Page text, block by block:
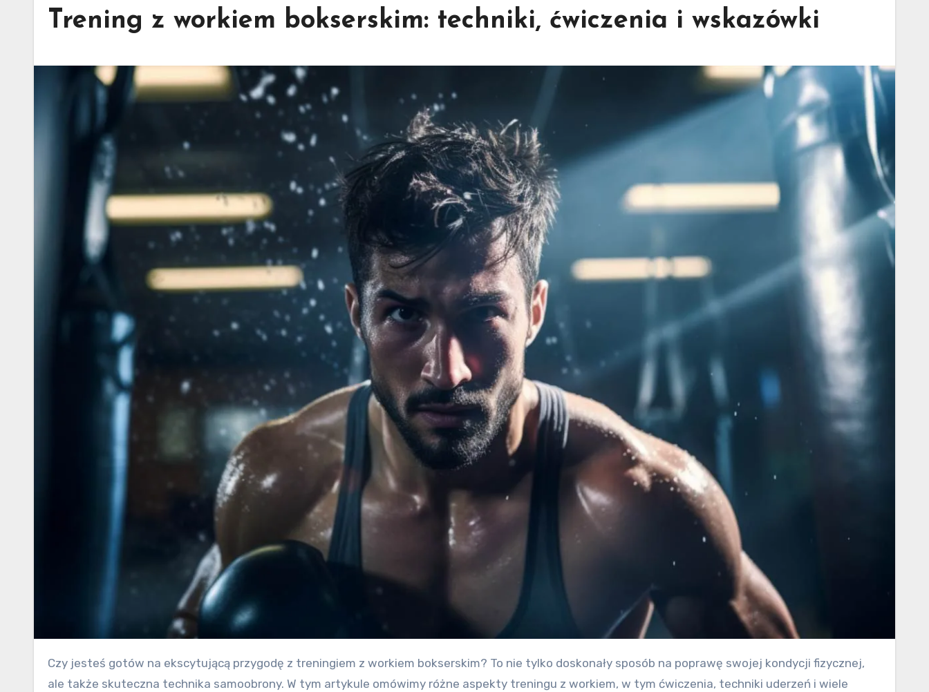
Trening z workiem bokserskim: techniki, ćwiczenia i wskazówki
Czy jesteś gotów na ekscytującą przygodę z treningiem z workiem bokserskim? To nie tylko doskonały sposób na poprawę swojej kondycji fizycznej,
ale także skuteczna technika samoobrony. W tym artykule omówimy różne aspekty treningu z workiem, w tym ćwiczenia, techniki uderzeń i wiele